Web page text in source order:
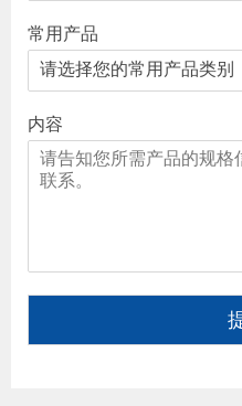
常用产品
内容